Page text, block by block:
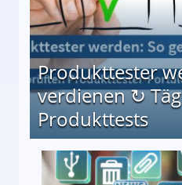
Produkttester
verdienen ↻
Produkttests
↻ Täglich neue Produkttests